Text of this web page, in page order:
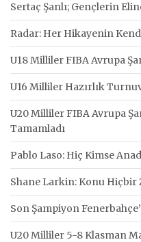
Sertaç Şanlı; Gençlerin
Radar: Her Hikayenin
U18 Milliler FIBA Avrupa
U16 Milliler Hazırlık
U20 Milliler FIBA Avrupa
Tamamladı
Pablo Laso: Hiç Kimse
Shane Larkin: Konu Hiçbir
Son Şampiyon
U20 Milliler 5-8 Klasman